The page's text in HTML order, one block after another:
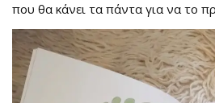
που θα κάνει τα πάντα για να το